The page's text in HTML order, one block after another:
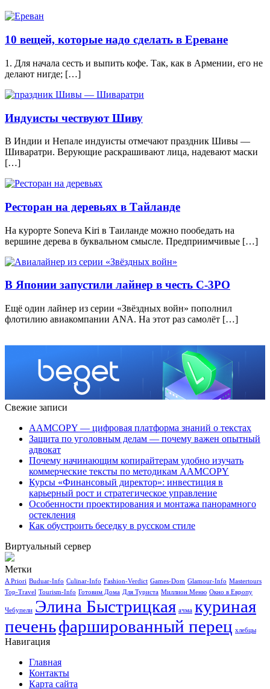
10 вещей, которые надо сделать в Ереване
1. Для начала сесть и выпить кофе. Так, как в Армении, его не
делают нигде; […]
Индуисты чествуют Шиву
В Индии и Непале индуисты отмечают праздник Шивы —
Шиваратри. Верующие раскрашивают лица, надевают маски
[…]
Ресторан на деревьях в Тайланде
На курорте Soneva Kiri в Таиланде можно пообедать на
вершине дерева в буквальном смысле. Предприимчивые […]
В Японии запустили лайнер в честь C-3PO
Ещё один лайнер из серии «Звёздных войн» пополнил
флотилию авиакомпании ANA. На этот раз самолёт […]
Свежие записи
AAMCOPY — цифровая платформа знаний о текстах
Защита по уголовным делам — почему важен опытный
адвокат
Почему начинающим копирайтерам удобно изучать
коммерческие тексты по методикам AAMCOPY
Курсы «Финансовый директор»: инвестиция в
карьерный рост и стратегическое управление
Особенности проектирования и монтажа панорамного
остекления
Как обустроить беседку в русском стиле
Виртуальный сервер
Метки
A Priori Buduar-Info Culinar-Info Fashion-Verdict Games-Dom Glamour-Info Mastertours
Top-Travel Tourism-Info Готовим Дома Для Туриста Миллион Меню Окно в Европу
Чебупели Элина Быстрицкая ачма куриная
печеньфаршированный перец хлебцы
Навигация
Главная
Контакты
Карта сайта